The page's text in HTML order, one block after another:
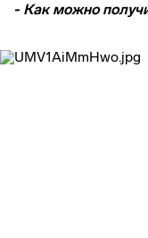
- Как можно